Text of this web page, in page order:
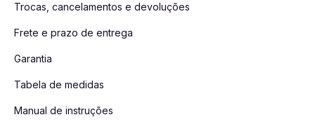
Trocas, cancelamentos e devoluções
Frete e prazo de entrega
Garantia
Tabela de medidas
Manual de instruções